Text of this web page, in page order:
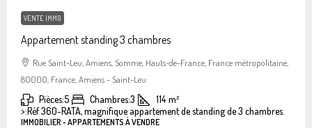
VENTE IMMO
Appartement standing 3 chambres
Rue Saint-Leu, Amiens, Somme, Hauts-de-France, France métropolitaine,
80000, France, Amiens - Saint-Leu
Pièces:5 Chambres:3 114 m²
>:Réf 360-RATA, magnifique appartement de standing de 3 chambres.
IMMOBILIER - APPARTEMENTS À VENDRE